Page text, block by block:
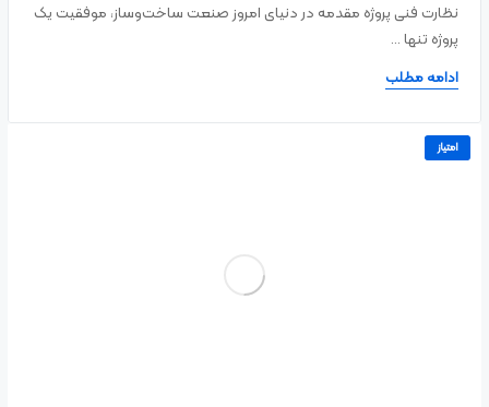
نظارت فنی پروژه مقدمه در دنیای امروز صنعت ساخت‌وساز، موفقیت یک
پروژه تنها ...
ادامه مطلب
امتیاز